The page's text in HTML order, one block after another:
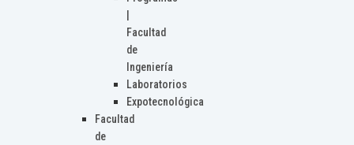
Facultad
de
Ingeniería
Laboratorios
Expotecnológica
Facultad
de